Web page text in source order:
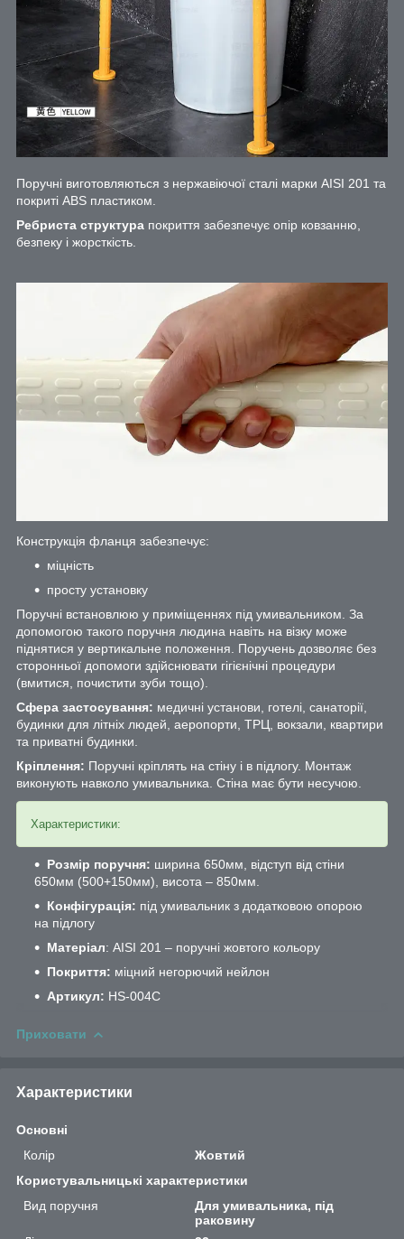
Поручні виготовляються з нержавіючої сталі марки AISI 201 та
покриті ABS пластиком.
Ребриста структура покриття забезпечує опір ковзанню,
безпеку і жорсткість.
Конструкція фланця забезпечує:
міцність
просту установку
Поручні встановлюю у приміщеннях під умивальником. За
допомогою такого поручня людина навіть на візку може
піднятися у вертикальне положення. Поручень дозволяє без
сторонньої допомоги здійснювати гігієнічні процедури
(вмитися, почистити зуби тощо).
Сфера застосування: медичні установи, готелі, санаторії,
будинки для літніх людей, аеропорти, ТРЦ, вокзали, квартири
та приватні будинки.
Кріплення: Поручні кріплять на стіну і в підлогу. Монтаж
виконують навколо умивальника. Стіна має бути несучою.
Характеристики:
Розмір поручня: ширина 650мм, відступ від стіни
650мм (500+150мм), висота – 850мм.
Конфігурація: під умивальник з додатковою опорою
на підлогу
Матеріал: AISI 201 – поручні жовтого кольору
Покриття: міцний негорючий нейлон
Артикул: HS-004С
Приховати
Характеристики
Основні
Колір
Жовтий
Користувальницькі характеристики
Вид поручня
Для умивальника, під
раковину